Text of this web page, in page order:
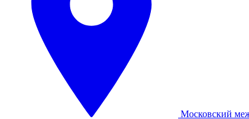
Московский